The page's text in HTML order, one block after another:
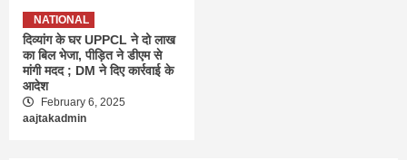
NATIONAL
दिव्यांग के घर UPPCL ने दो लाख
का बिल भेजा, पीड़ित ने डीएम से
मांगी मदद ; DM ने दिए कार्रवाई के
आदेश
February 6, 2025
aajtakadmin